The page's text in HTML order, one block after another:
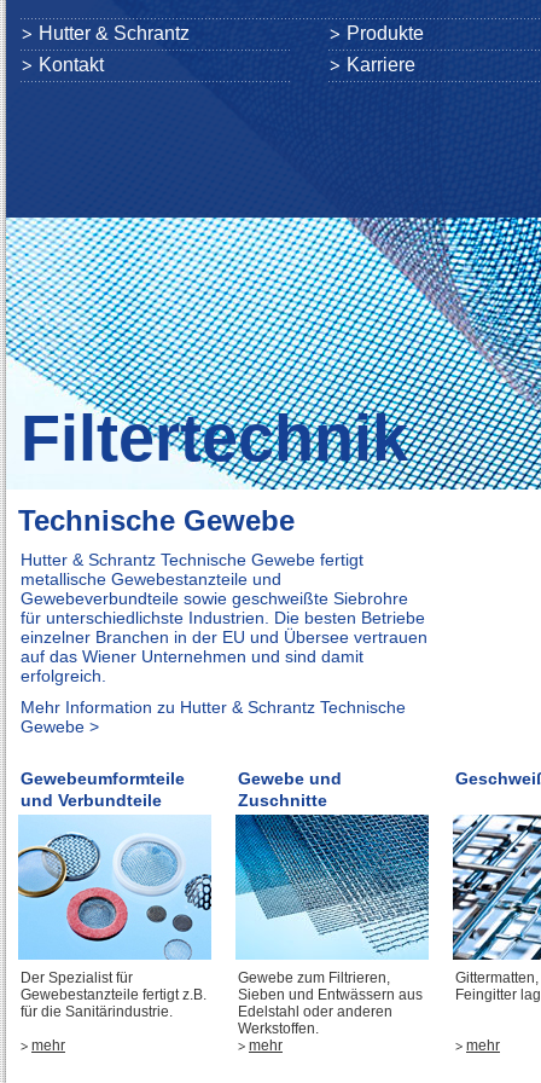
Hutter & Schrantz
Produkte
Kontakt
Karriere
Filtertechnik
Technische Gewebe
Hutter & Schrantz Technische Gewebe fertigt
metallische Gewebestanzteile und
Gewebeverbundteile sowie geschweißte Siebrohre
für unterschiedlichste Industrien. Die besten Betriebe
einzelner Branchen in der EU und Übersee vertrauen
auf das Wiener Unternehmen und sind damit
erfolgreich.
Mehr Information zu Hutter & Schrantz Technische
Gewebe >
Gewebeumformteile
und Verbundteile
Der Spezialist für
Gewebestanzteile fertigt z.B.
für die Sanitärindustrie.
mehr
Gewebe und
Zuschnitte
Gewebe zum Filtrieren,
Sieben und Entwässern aus
Edelstahl oder anderen
Werkstoffen.
mehr
Feingitter
mehr